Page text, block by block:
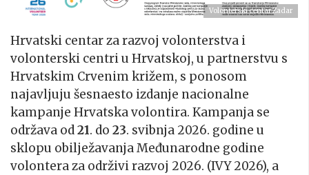
Volonterski centar Zadar
Hrvatski centar za razvoj volonterstva i
volonterski centri u Hrvatskoj, u partnerstvu s
Hrvatskim Crvenim križem, s ponosom
najavljuju šesnaesto izdanje nacionalne
kampanje Hrvatska volontira. Kampanja se
održava od21. do 23. svibnja 2026. godine u
sklopu obilježavanja Međunarodne godine
volontera za održivi razvoj 2026. (IVY 2026), a